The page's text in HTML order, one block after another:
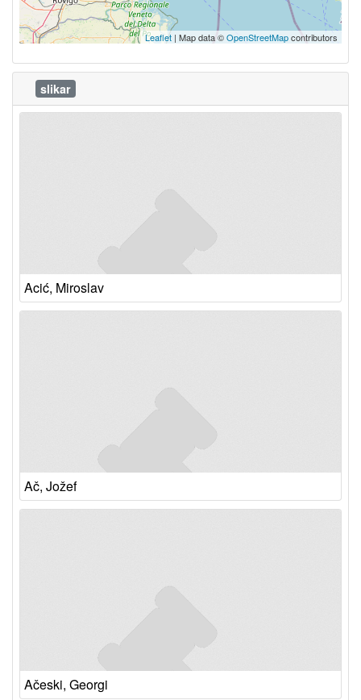
Leaflet | Map data ©OpenStreetMapcontributors
slikar
Acić, Miroslav
Ač, Jožef
Ačeski, Georgi